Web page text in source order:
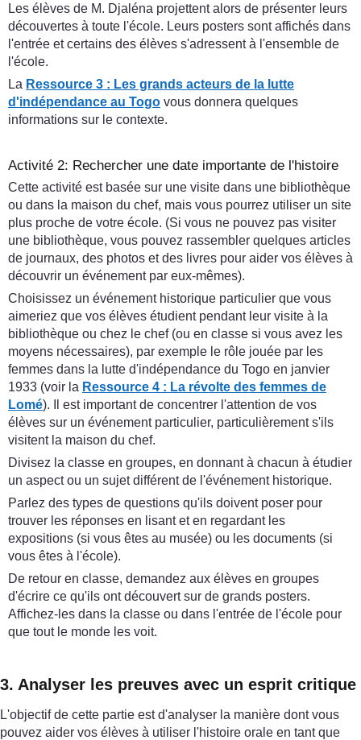
Les élèves de M. Djaléna projettent alors de présenter leurs
découvertes à toute l'école. Leurs posters sont affichés dans
l'entrée et certains des élèves s'adressent à l'ensemble de
l'école.
La Ressource 3 : Les grands acteurs de la lutte
d'indépendance au Togo vous donnera quelques
informations sur le contexte.
Activité 2: Rechercher une date importante de l'histoire
Cette activité est basée sur une visite dans une bibliothèque
ou dans la maison du chef, mais vous pourrez utiliser un site
plus proche de votre école. (Si vous ne pouvez pas visiter
une bibliothèque, vous pouvez rassembler quelques articles
de journaux, des photos et des livres pour aider vos élèves à
découvrir un événement par eux-mêmes).
Choisissez un événement historique particulier que vous
aimeriez que vos élèves étudient pendant leur visite à la
bibliothèque ou chez le chef (ou en classe si vous avez les
moyens nécessaires), par exemple le rôle jouée par les
femmes dans la lutte d'indépendance du Togo en janvier
1933 (voir la Ressource 4 : La révolte des femmes de
Lomé). Il est important de concentrer l'attention de vos
élèves sur un événement particulier, particulièrement s'ils
visitent la maison du chef.
Divisez la classe en groupes, en donnant à chacun à étudier
un aspect ou un sujet différent de l'événement historique.
Parlez des types de questions qu'ils doivent poser pour
trouver les réponses en lisant et en regardant les
expositions (si vous êtes au musée) ou les documents (si
vous êtes à l'école).
De retour en classe, demandez aux élèves en groupes
d'écrire ce qu'ils ont découvert sur de grands posters.
Affichez-les dans la classe ou dans l'entrée de l'école pour
que tout le monde les voit.
3. Analyser les preuves avec un esprit critique
L'objectif de cette partie est d'analyser la manière dont vous
pouvez aider vos élèves à utiliser l'histoire orale en tant que